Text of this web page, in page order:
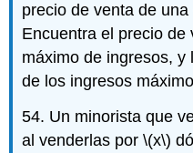
precio de venta de
Encuentra el precio de
máximo de ingresos, y
de los ingresos
54. Un minorista que
al venderlas por\(x\)